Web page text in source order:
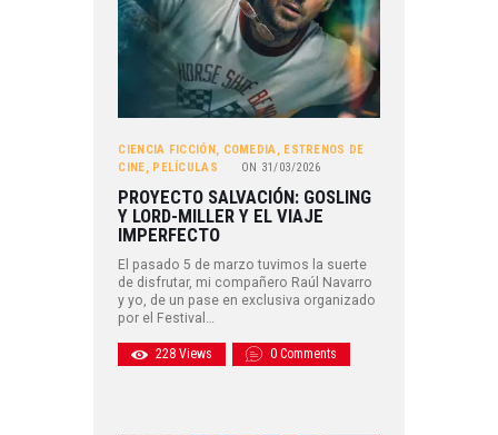
CIENCIA FICCIÓN, COMEDIA, ESTRENOS DE
CINE, PELÍCULAS ON 31/03/2026
PROYECTO SALVACIÓN: GOSLING
Y LORD-MILLER Y EL VIAJE
IMPERFECTO
El pasado 5 de marzo tuvimos la suerte
de disfrutar, mi compañero Raúl Navarro
y yo, de un pase en exclusiva organizado
por el Festival…
228 Views 0 Comments